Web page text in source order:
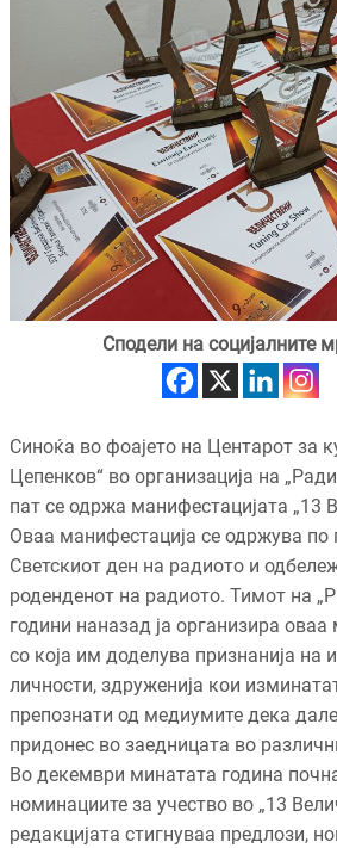
Сподели на социјалните
Синоќа во фоајето на Центарот за
Цепенков“ во организација на
пат се одржа манифестацијата „13
Оваа манифестација се одржува по
Светскиот ден на радиото и
роденденот на радиото. Тимот на
години наназад ја организира оваа
со која им доделува признанија на
личности, здруженија кои
препознати од медиумите дека
придонес во заедницата во
Во декември минатата година
номинациите за учество во „13
редакцијата стигнуваа предлози,